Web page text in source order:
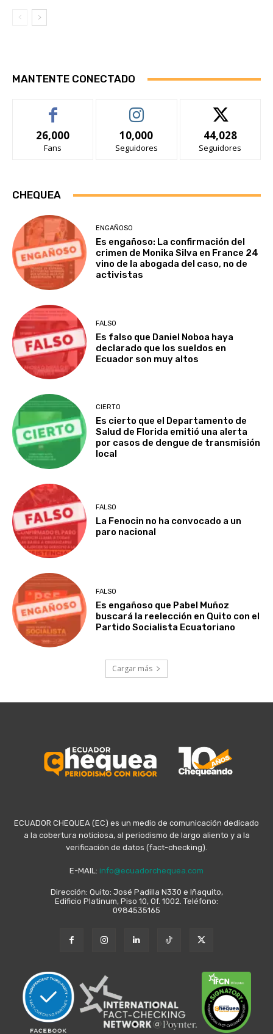
MANTENTE CONECTADO
26,000
Fans
10,000
Seguidores
44,028
Seguidores
CHEQUEA
ENGAÑOSO
Es engañoso: La confirmación del
crimen de Monika Silva en France 24
vino de la abogada del caso, no de
activistas
FALSO
Es falso que Daniel Noboa haya
declarado que los sueldos en
Ecuador son muy altos
CIERTO
Es cierto que el Departamento de
Salud de Florida emitió una alerta
por casos de dengue de transmisión
local
FALSO
La Fenocin no ha convocado a un
paro nacional
FALSO
Es engañoso que Pabel Muñoz
buscará la reelección en Quito con el
Partido Socialista Ecuatoriano
Cargar más
ECUADOR CHEQUEA (EC) es un medio de comunicación dedicado
a la cobertura noticiosa, al periodismo de largo aliento y a la
verificación de datos (fact-checking).
E-MAIL: info@ecuadorchequea.com
Dirección: Quito: José Padilla N330 e Iñaquito,
Edificio Platinum, Piso 10, Of. 1002. Teléfono:
0984535165